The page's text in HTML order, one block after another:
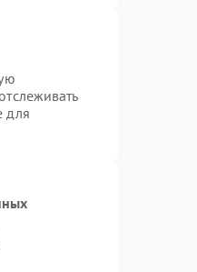
для